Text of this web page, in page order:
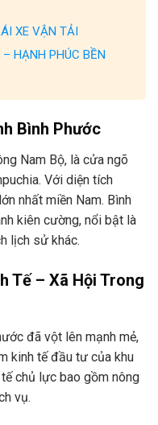
XE VẬN TẢI
HẠNH PHÚC BỀN
Bình Phước
Nam Bộ, là cửa ngõ
Với diện tích
nhất miền Nam. Bình
kiên cường, nổi bật là
lịch sử khác.
Tế – Xã Hội Trong
đã vột lên mạnh mẻ,
kinh tế đầu tư của khu
chủ lực bao gồm nông
vụ.